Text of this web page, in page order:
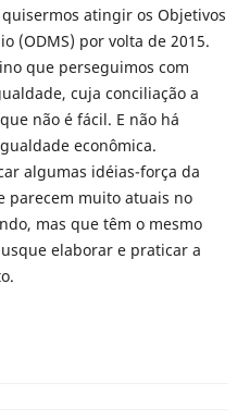
atingir os Objetivos
(ODMS) por volta de 2015.
que perseguimos com
cuja conciliação a
não é fácil. E não há
econômica.
algumas idéias-força da
parecem muito atuais no
mas que têm o mesmo
elaborar e praticar a